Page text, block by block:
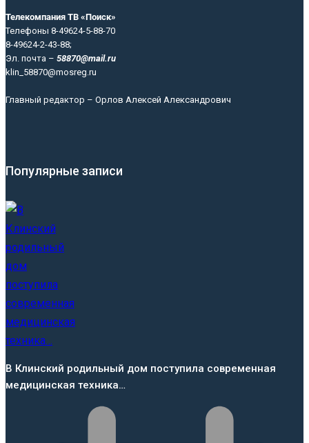
Телекомпания ТВ «Поиск»
Телефоны 8-49624-5-88-70
8-49624-2-43-88;
Эл. почта – 58870@mail.ru
klin_58870@mosreg.ru
Главный редактор – Орлов Алексей Александрович
Популярные записи
В Клинский родильный дом поступила современная
медицинская техника…